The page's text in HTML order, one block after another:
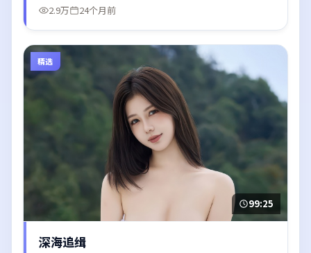
2.9万
24个月前
精选
99:25
深海追缉